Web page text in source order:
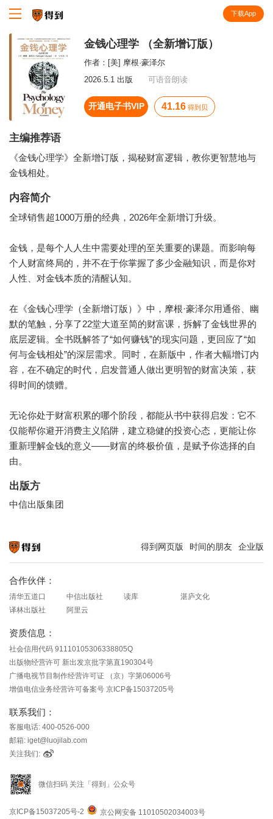
下载App
金钱心理学 （全新增订版）
作者： [美] 摩根·豪泽尔
2026.5.1 出版
可语音朗读
开通电子书VIP 41.16 得到贝
主编推荐语
《金钱心理学》全新增订版，揭秘财富逻辑，教你更智慧地与
金钱相处。
内容简介
全球销售超1000万册的经典，2026年全新增订升级。
金钱，是每个人人生中需要处理的至关重要的课题。而影响每
个人财富终局的，并不在于你掌握了多少金融知识，而是你对
人性、对金钱本质的清醒认知。
在《金钱心理学（全新增订版）》中，摩根·豪泽尔用通俗、幽
默的笔触，分享了22堂大道至简的财富课，拆解了金钱世界的
底层逻辑。全书既解答了“如何赚钱”的现实问题，更回应了“如
何与金钱相处”的深层需求。同时，在新版中，作者大幅增订内
容，在不确定的时代，启发普通人做出更明智的财富决策，获
得时间的馈赠。
无论你处于财富积累的哪个阶段，都能从书中获得启发：它不
仅能帮你避开消费主义陷阱，建立稳健的投资心态，更能让你
重新理解金钱的意义——财富的终极价值，是赋予你选择的自
由。
出版方
中信出版集团
得到网页版 时间的朋友 企业版
合作伙伴：
清华五道口 中信出版社 读库
湛庐文化
译林出版社
阿里云
资质信息：
社会信用代码 91110105306338805Q
出版物经营许可 新出发京批字第直190304号
广播电视节目制作经营许可证 （京）字第06006号
增值电信业务经营许可备案号 京ICP备15037205号
联系我们：
客服电话: 400-0526-000
邮箱: iget@luojilab.com
关注我们:
微信扫码 关注「得到」公众号
京ICP备15037205号-2 京公网安备 11010502034003号